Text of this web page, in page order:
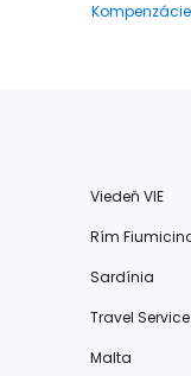
Kompenzácie
Viedeň VIE
Rím
Sardínia
Travel Service
Malta